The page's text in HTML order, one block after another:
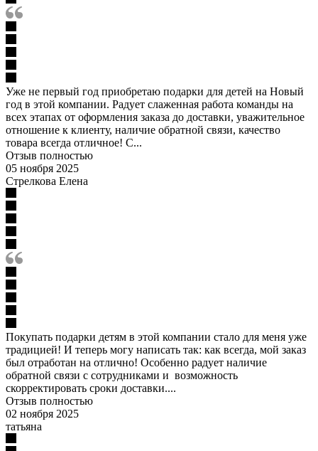
Уже не первый год приобретаю подарки для детей на Новый
год в этой компании. Радует слаженная работа команды на
всех этапах от оформления заказа до доставки, уважительное
отношение к клиенту, наличие обратной связи, качество
товара всегда отличное! С...
Отзыв полностью
05 ноября 2025
Стрелкова Елена
Покупать подарки детям в этой компании стало для меня уже
традицией! И теперь могу написать так: как всегда, мой заказ
был отработан на отлично! Особенно радует наличие
обратной связи с сотрудниками и возможность
скорректировать сроки доставки....
Отзыв полностью
02 ноября 2025
татьяна